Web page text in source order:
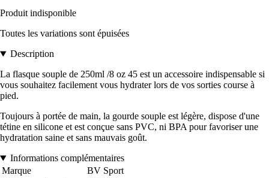
Produit indisponible
Toutes les variations sont épuisées
Description
La flasque souple de 250ml /8 oz 45 est un accessoire indispensable si
vous souhaitez facilement vous hydrater lors de vos sorties course à
pied.
Toujours à portée de main, la gourde souple est légère, dispose d'une
tétine en silicone et est conçue sans PVC, ni BPA pour favoriser une
hydratation saine et sans mauvais goût.
Informations complémentaires
Marque
BV Sport